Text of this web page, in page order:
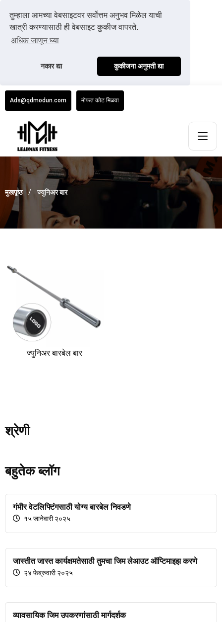
तुम्हाला आमच्या वेबसाइटवर सर्वोत्तम अनुभव मिळेल याची
खात्री करण्यासाठी ही वेबसाइट कुकीज वापरते.
अधिक जाणून घ्या
नकार द्या कुकीजना अनुमती द्या
Ads@qdmodun.com मोफत कोट मिळवा
मुखपृष्ठ ज्युनिअर बार
ज्युनिअर बारबेल बार
श्रेणी
बहुतेक ब्लॉग
गंभीर वेटलिफ्टिंगसाठी योग्य बारबेल निवडणे
१५ जानेवारी २०२५
जास्तीत जास्त कार्यक्षमतेसाठी तुमचा जिम लेआउट ऑप्टिमाइझ करणे
२४ फेब्रुवारी २०२५
व्यावसायिक जिम उपकरणांसाठी मार्गदर्शक